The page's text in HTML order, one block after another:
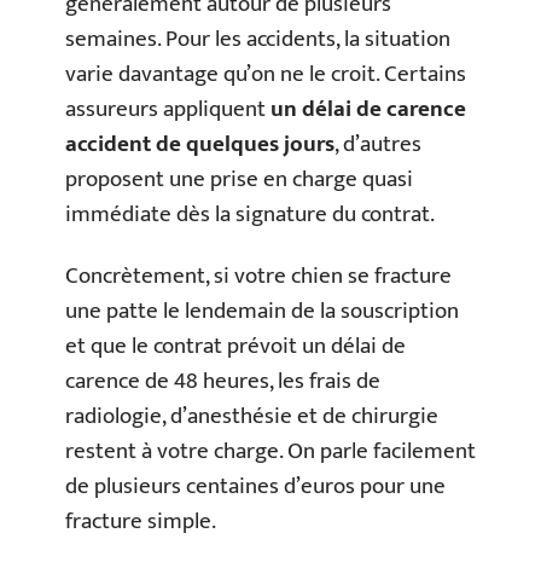
semaines. Pour les accidents, la situation
varie davantage qu’on ne le croit. Certains
assureurs appliquentun délai de carence
accident de quelques jours, d’autres
proposent une prise en charge quasi
immédiate dès la signature du contrat.
Concrètement, si votre chien se fracture
une patte le lendemain de la souscription
et que le contrat prévoit un délai de
carence de 48 heures, les frais de
radiologie, d’anesthésie et de chirurgie
restent à votre charge. On parle facilement
de plusieurs centaines d’euros pour une
fracture simple.